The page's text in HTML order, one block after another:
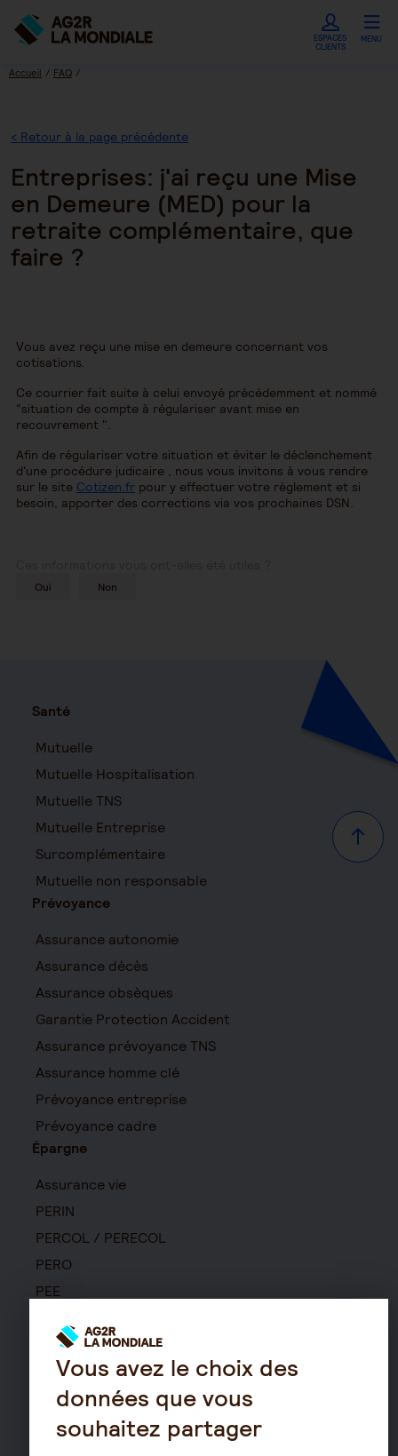
ESPACES
CLIENTS
MENU
Accueil
FAQ
< Retour à la page précédente
Entreprises: j'ai reçu une Mise
en Demeure (MED) pour la
retraite complémentaire, que
faire ?
Vous avez reçu une mise en demeure concernant vos
cotisations.
Ce courrier fait suite à celui envoyé précédemment et nommé
“situation de compte à régulariser avant mise en
recouvrement ".
Afin de régulariser votre situation et éviter le déclenchement
d'une procédure judicaire , nous vous invitons à vous rendre
sur le site Cotizen.fr pour y effectuer votre règlement et si
besoin, apporter des corrections via vos prochaines DSN.
Oui Non
Haut
Santé
Mutuelle
Mutuelle Hospitalisation
Mutuelle TNS
Mutuelle Entreprise
Surcomplémentaire
Mutuelle non responsable
Prévoyance
Assurance autonomie
Assurance décès
Assurance obsèques
Garantie Protection Accident
Assurance prévoyance TNS
Assurance homme clé
Prévoyance entreprise
Prévoyance cadre
Épargne
Assurance vie
PERIN
PERCOL / PERECOL
PERO
PEE
Rente viagère
Retraite
Résidence avec services
pour seniors
Vous avez le choix des
données que vous
souhaitez partager